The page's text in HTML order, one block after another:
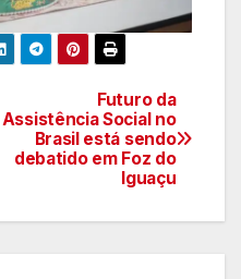
Futuro da
Assistência Social no
Brasil está sendo
debatido em Foz do
Iguaçu